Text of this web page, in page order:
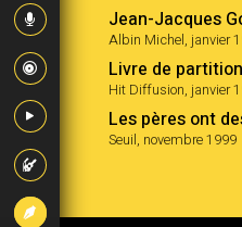
Jean-Jacques
Albin Michel, janvier
Livre de
Hit Diffusion, janvier
Les pères ont
Seuil, novembre 1999